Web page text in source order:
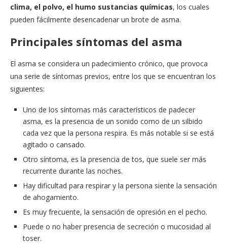
clima, el polvo, el humo sustancias químicas, los cuales
pueden fácilmente desencadenar un brote de asma.
Principales síntomas del asma
El asma se considera un padecimiento crónico, que provoca
una serie de síntomas previos, entre los que se encuentran los
siguientes:
Uno de los síntomas más característicos de padecer
asma, es la presencia de un sonido como de un silbido
cada vez que la persona respira. Es más notable si se está
agitado o cansado.
Otro síntoma, es la presencia de tos, que suele ser más
recurrente durante las noches.
Hay dificultad para respirar y la persona siente la sensación
de ahogamiento.
Es muy frecuente, la sensación de opresión en el pecho.
Puede o no haber presencia de secreción o mucosidad al
toser.